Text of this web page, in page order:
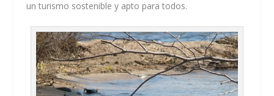
un turismo sostenible y apto para todos.